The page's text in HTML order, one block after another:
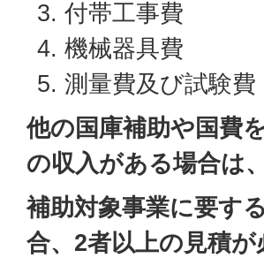
付帯工事費
機械器具費
測量費及び試験費
他の国庫補助や国費
の収入がある場合は
補助対象事業に要す
合、2者以上の見積が